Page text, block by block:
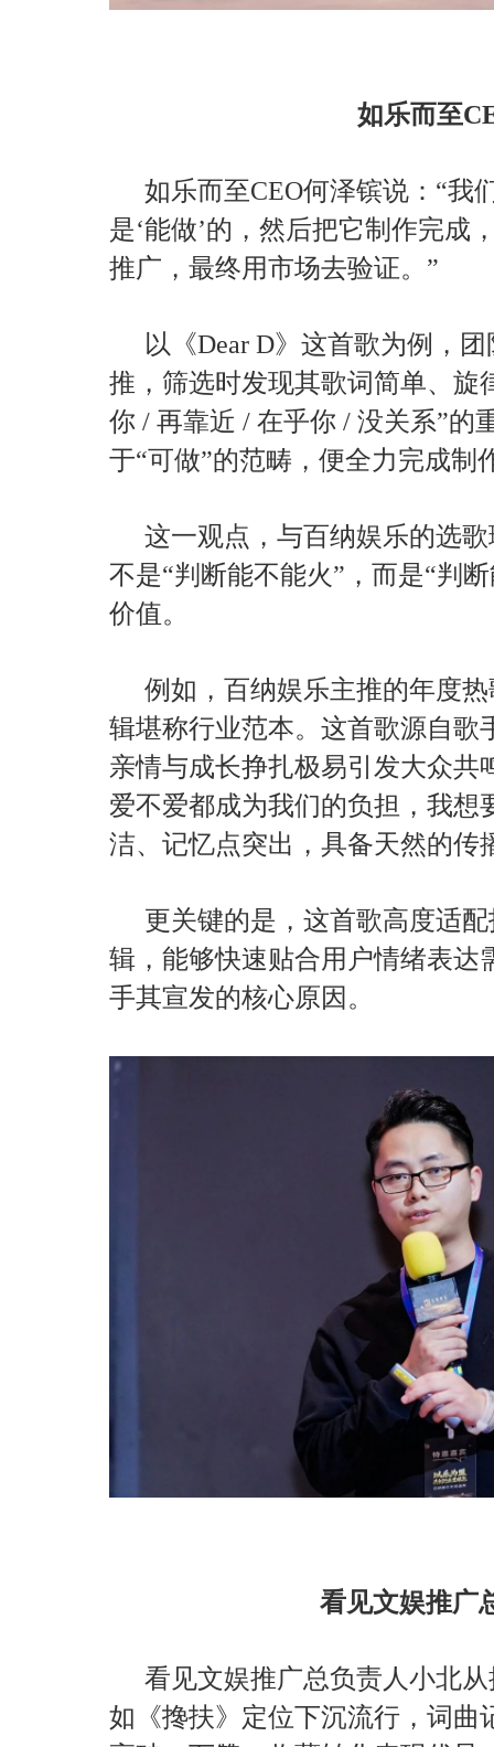
如乐而至
如乐而至CEO何泽镔说：“我
是‘能做’的，然后把它制作完成
推广，最终用市场去验证。”
以《Dear D》这首歌为例，
推，筛选时发现其歌词简单、旋
你 / 再靠近 / 在乎你 / 没关系”的
于“可做”的范畴，便全力完成制
这一观点，与百纳娱乐的选
不是“判断能不能火”，而是“判
价值。
例如，百纳娱乐主推的年度
辑堪称行业范本。这首歌源自歌
亲情与成长挣扎极易引发大众共
爱不爱都成为我们的负担，我想
洁、记忆点突出，具备天然的传
更关键的是，这首歌高度适
辑，能够快速贴合用户情绪表达
手其宣发的核心原因。
看见文娱推广
看见文娱推广总负责人小北
如《搀扶》定位下沉流行，词曲